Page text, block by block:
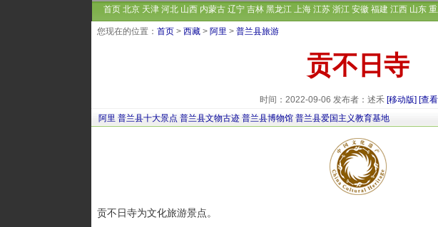
首页 北京 天津 河北 山西 内蒙古 辽宁 吉林 黑龙江 上海 江苏 浙江 安徽 福建 江西 山东
您现在的位置： 首页 > 西藏 > 阿里 > 普兰县旅游
贡不日寺
时间：2022-09-06 发布者：述禾 [移动版] [查
阿里 普兰县十大景点 普兰县文物古迹 普兰县博物馆 普兰县爱国主义教育基地
贡不日寺为文化旅游景点。